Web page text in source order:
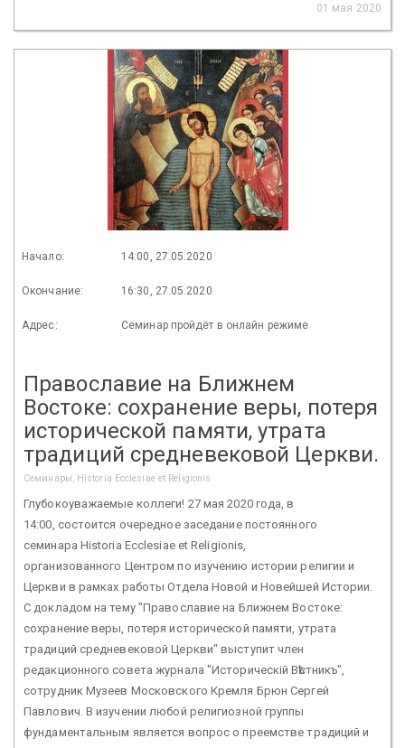
01 мая 2020
Начало: 14:00, 27.05.2020
Окончание: 16:30, 27.05.2020
Адрес: Семинар пройдёт в онлайн режиме
Православие на Ближнем
Востоке: сохранение веры, потеря
исторической памяти, утрата
традиций средневековой Церкви.
Семинары, Historia Ecclesiae et Religionis
Глубокоуважаемые коллеги! 27 мая 2020 года, в
14:00, состоится очередное заседание постоянного
семинара Historia Ecclesiae et Religionis,
организованного Центром по изучению истории религии и
Церкви в рамках работы Отдела Новой и Новейшей Истории.
С докладом на тему "Православие на Ближнем Востоке:
сохранение веры, потеря исторической памяти, утрата
традиций средневековой Церкви" выступит член
редакционного совета журнала "Историческiй Вѣстникъ",
сотрудник Музеев Московского Кремля Брюн Сергей
Павлович. В изучении любой религиозной группы
фундаментальным является вопрос о преемстве традиций и